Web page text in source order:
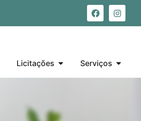
Licitações Serviços